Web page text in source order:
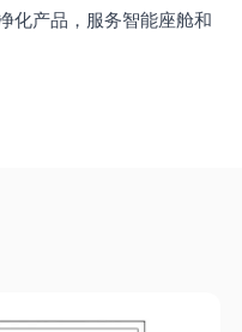
化产品，服务智能座舱和